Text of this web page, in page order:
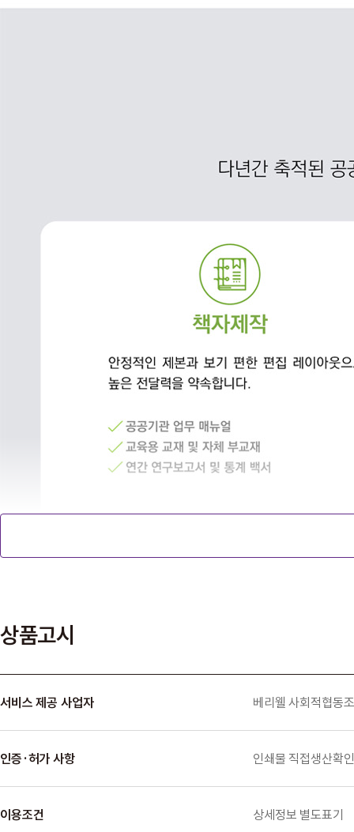
상품고시
서비스 제공 사업자 베리웰 사회적협동
인증·허가 사항 인쇄물 직접생산확
이용조건 상세정보 별도표기